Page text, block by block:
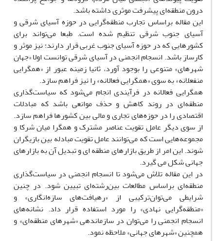
درون منطقه‌ای پیشرفت موثری داشته باشد.
این مقاله براساس تجارب منطقه‌گرایی در حوزه آسیای شرقی و
آسیای جنوب شرقی تنظیم شده است. طبعا می‌تواند برای
کشورهایی که در حوزه آسیای جنوب غربی قرار دارند؛ نیز موثر و
کارساز باشد. انسجام انجمنی در آسیای شرقی توانست اولا «جهان
شهرهای» متنوعی را بوجود آورد، ثانیا زمینه عبور از «همگرایی
منفعلانه» به سوی «همگرایی فعالانه» را نیز فراهم سازد.
همگرایی فعالانه در فرآیندی انجام می‌شود که سیاست‌گذاری
منطقه‌ای در روند کاهش و حذف موانعی باشد که مبادلات
اقتصادی را در حوزه‌های تجاری و مالی بین کشورها فراهم ‌سازد.
از سوی دیگر عامل تقویت عناصر مشترک و همگرا میان شرکا و
مجموعه‌هایی است که می‌توانند عامل تقویت مبادله بین بازیگران
شوند. این امر از طریق بازار‌های منطقه ای و تبدیل آن به بازارهای
جهانی شکل می گیرد.
در این مقاله تلاش می‌شود تا انسجام انجمنی در سیاست‌گذاری
منطقه‌ای براساس مطالعات بین‌رشته‌ای تبیین شود. در چنین
شرایطی می‌توان‌ترکیبی از «رهیافت‌های سازه‌انگاری» و
«منطقه‌گرایی نهادی» را مورد استفاده قرار داد. نشانه‌های
انسجام انجمنی را می‌توان در سازماندهی «شهرهای منطقه‌ای» و
همچنین «شهرهای جهانی» ملاحظه نمود.